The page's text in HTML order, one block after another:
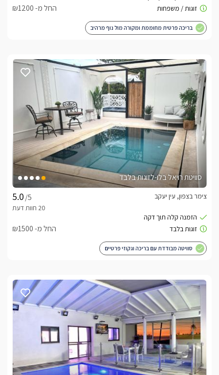
החל מ- ₪1200
בריכה פרטית מחוממת ומקורה מול נוף מרהיב
סוויטת רויאל בלו-לזוגות בלבד
/5
צימר בצפון, עין יעקב
החל מ- ₪1500
סוויטה מבודדת עם בריכה וגקוזי פרטיים